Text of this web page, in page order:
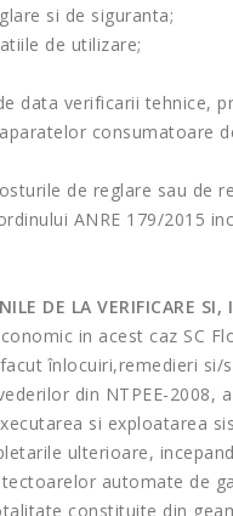
si de siguranta;
de utilizare;
data verificarii tehnice,
consumatoare
de reglare sau de
ANRE 179/2015
DE LA VERIFICARE SI,
in acest caz SC
înlocuiri,remedieri si/
din NTPEE-2008,
si exploatarea
ulterioare,
automate de
constituite din